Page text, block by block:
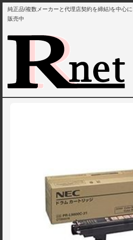
純正品(複数メーカーと代理店契約を締結)を中心
販売中